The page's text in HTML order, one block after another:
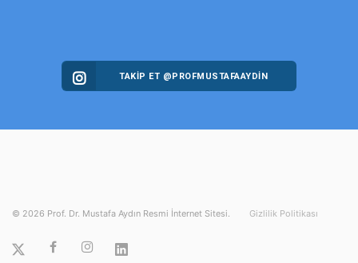
TAKİP ET @PROFMUSTAFAAYDIN
© 2026 Prof. Dr. Mustafa Aydın Resmi İnternet Sitesi. Gizlilik Politikası